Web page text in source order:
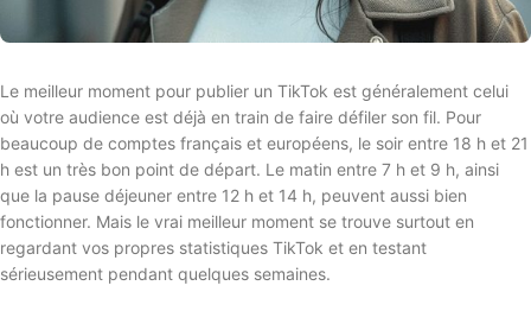
Le meilleur moment pour publier un TikTok est généralement celui
où votre audience est déjà en train de faire défiler son fil. Pour
beaucoup de comptes français et européens, le soir entre 18 h et 21
h est un très bon point de départ. Le matin entre 7 h et 9 h, ainsi
que la pause déjeuner entre 12 h et 14 h, peuvent aussi bien
fonctionner. Mais le vrai meilleur moment se trouve surtout en
regardant vos propres statistiques TikTok et en testant
sérieusement pendant quelques semaines.